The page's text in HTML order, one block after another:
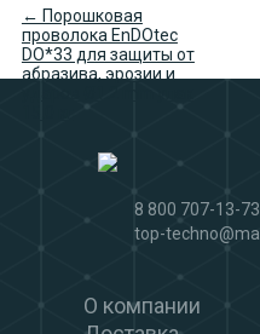
← Порошковая
проволока EnDOtec
DO*33 для защиты от
абразива, эрозии и
8 800 707-13-73
top-
О компании